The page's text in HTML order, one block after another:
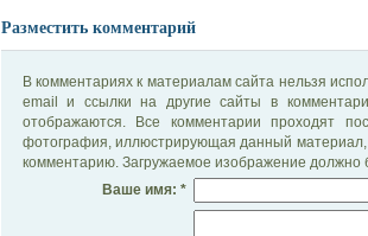
Разместить комментарий
В комментариях к материалам сайта нельзя
email и ссылки на другие сайты в
отображаются. Все комментарии проходят
фотография, иллюстрирующая данный материал,
комментарию. Загружаемое изображение должно
Ваше имя: *